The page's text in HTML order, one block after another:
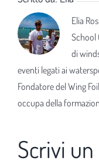
Elia
School
di
eventi legati ai
Fondatore del Wing
occupa della
Scrivi